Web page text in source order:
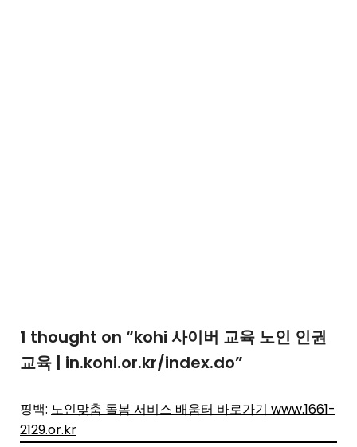
1 thought on “kohi 사이버 교육 노인 인권
교육 | in.kohi.or.kr/index.do”
핑백: 노인맞춤 돌봄 서비스 배움터 바로가기 www.1661-
2129.or.kr